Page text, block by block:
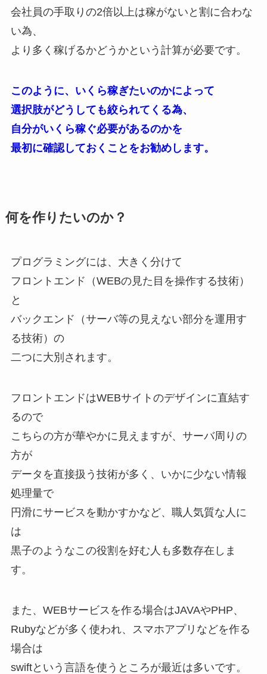
会社員の手取りの2倍以上は稼がないと割に合わな
い為、
より多く稼げるかどうかという計算が必要です。
このように、いくら稼ぎたいのかによって
選択肢がどうしても絞られてくる為、
自分がいくら稼ぐ必要があるのかを
最初に確認しておくことをお勧めします。
何を作りたいのか？
プログラミングには、大きく分けて
フロントエンド（WEBの見た目を操作する技術）
と
バックエンド（サーバ等の見えない部分を運用す
る技術）の
二つに大別されます。
フロントエンドはWEBサイトのデザインに直結す
るので
こちらの方が華やかに見えますが、サーバ周りの
方が
データを直接扱う技術が多く、いかに少ない情報
処理量で
円滑にサービスを動かすかなど、職人気質な人に
は
黒子のようなこの役割を好む人も多数存在しま
す。
また、WEBサービスを作る場合はJAVAやPHP、
Rubyなどが多く使われ、スマホアプリなどを作る
場合は
swiftという言語を使うところが最近は多いです。